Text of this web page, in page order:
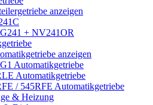
anzeigen
+ NV241OR
anzeigen
Automatikgetriebe
Automatikgetriebe
/ 545RFE Automatikgetriebe
& Heizung